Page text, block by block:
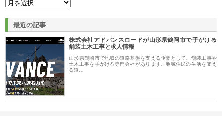
最近の記事
株式会社アドバンスロードが山形県鶴岡市で手がける
舗装土木工事と求人情報
山形県鶴岡市で地域の道路基盤を支える企業として、舗装工事や
土木工事を手がける専門会社があります。地域住民の生活を支え
る道…